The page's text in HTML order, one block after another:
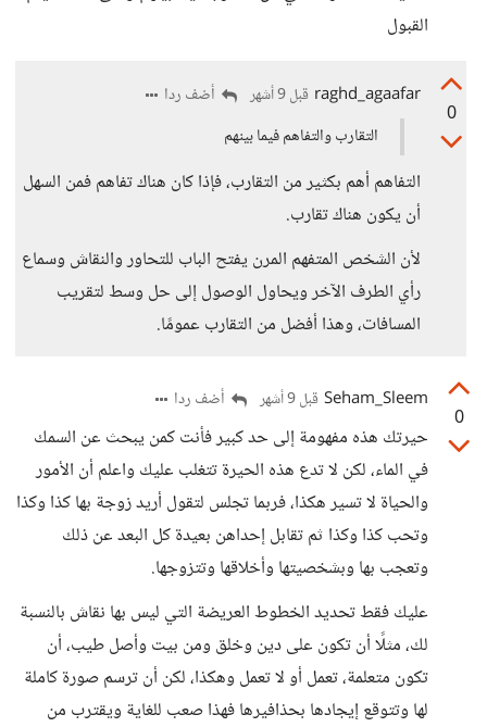
القبول
0
raghd_agaafar قبل 9 أشهر
أضف ردا
التقارب والتفاهم فيما بينهم
التفاهم أهم بكثير من التقارب، فإذا كان هناك تفاهم فمن السهل
أن يكون هناك تقارب.
لأن الشخص المتفهم المرن يفتح الباب للتحاور والنقاش وسماع
رأي الطرف الآخر ويحاول الوصول إلى حل وسط لتقريب
المسافات، وهذا أفضل من التقارب عمومًا.
0
Seham_Sleem قبل 9 أشهر أضف ردا
حيرتك هذه مفهومة إلى حد كبير فأنت كمن يبحث عن السمك
في الماء، لكن لا تدع هذه الحيرة تتغلب عليك واعلم أن الأمور
والحياة لا تسير هكذا، فربما تجلس لتقول أريد زوجة بها كذا وكذا
وتحب كذا وكذا ثم تقابل إحداهن بعيدة كل البعد عن ذلك
وتعجب بها وبشخصيتها وأخلاقها وتتزوجها.
عليك فقط تحديد الخطوط العريضة التي ليس بها نقاش بالنسبة
لك، مثلًا أن تكون على دين وخلق ومن بيت وأصل طيب، أن
تكون متعلمة، تعمل أو لا تعمل وهكذا، لكن أن ترسم صورة كاملة
لها وتتوقع إيجادها بحذافيرها فهذا صعب للغاية ويقترب من